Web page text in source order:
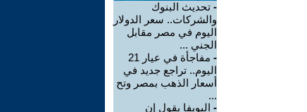
- تحديث البنوك
والشركات.. سعر الدولار
اليوم في مصر مقابل
الجني ...
-
مفاجأة في عيار 21
اليوم.. تراجع جديد في
أسعار الذهب بمصر وتح
...
- اليويفا يقول إن